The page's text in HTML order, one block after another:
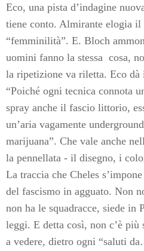
Eco, una pista d’indagine
tiene conto. Almirante elogia
“femminilità”. E. Bloch
uomini fanno la stessa cosa,
la ripetizione va riletta. Eco
“Poiché ogni tecnica connota
spray anche il fascio littorio,
un’aria vagamente
marijuana”. Che vale anche
la pennellata - il disegno, i
La traccia che Cheles
del fascismo in agguato. Non
non ha le squadracce, siede in
leggi. E detta così, non c’è più
a vedere, dietro ogni “saluti